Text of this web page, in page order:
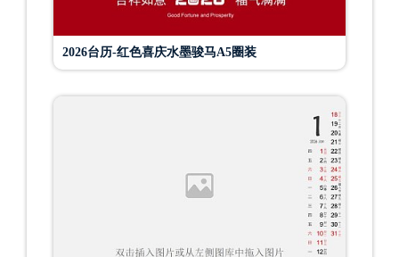
2026台历-红色喜庆水墨骏马A5圈装